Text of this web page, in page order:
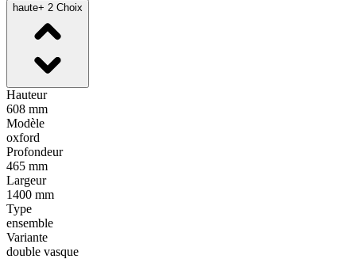
haute+ 2 Choix
Hauteur
608 mm
Modèle
oxford
Profondeur
465 mm
Largeur
1400 mm
Type
ensemble
Variante
double vasque